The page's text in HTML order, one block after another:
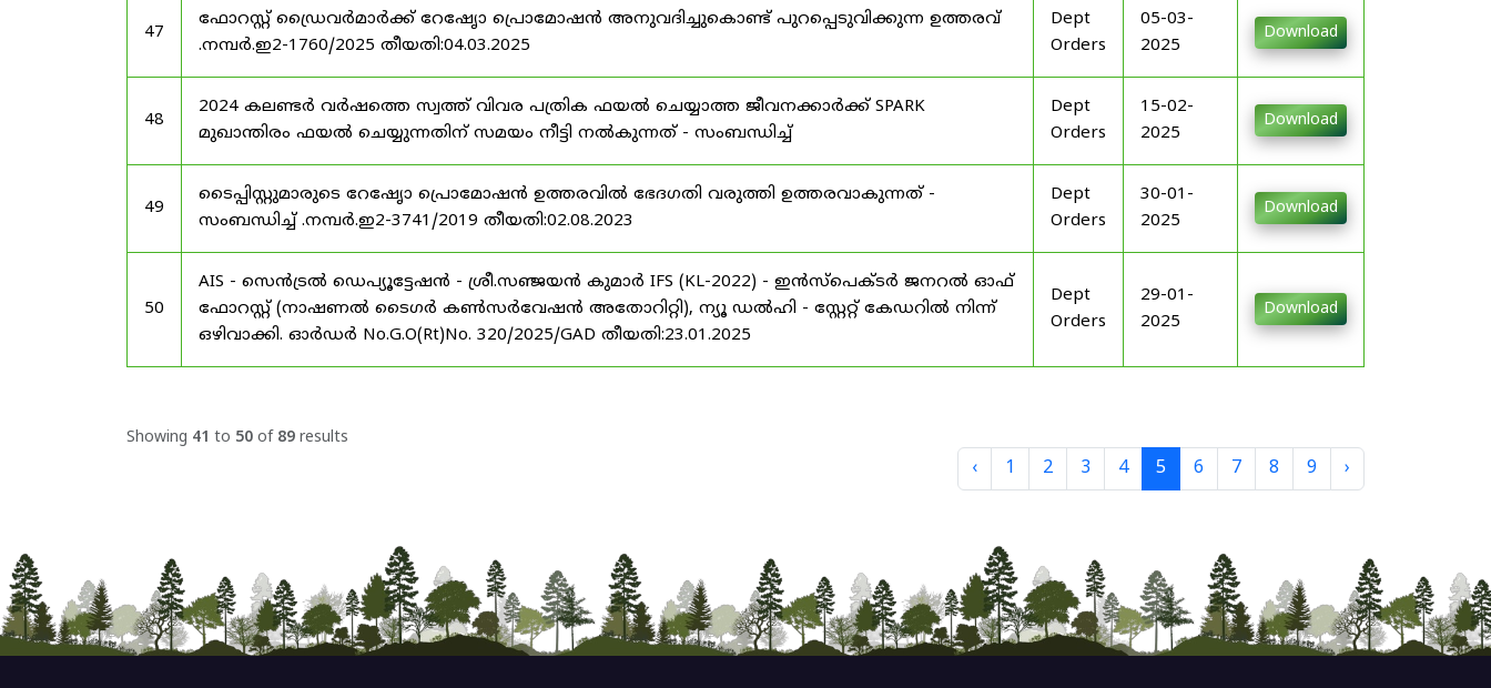
47
ഫോറസ്റ്റ് ഡ്രൈവർമാർക്ക് റേഷേൃാ പ്രൊമോഷൻ അനുവദിച്ചുകൊണ്ട് പുറപ്പെടുവിക്കുന്ന ഉത്തരവ്
.നമ്പർ.ഇ2-1760/2025 തീയതി:04.03.2025
Dept
Orders
05-03-
2025
Download
48
2024 കലണ്ടർ വർഷത്തെ സ്വത്ത് വിവര പത്രിക ഫയൽ ചെയ്യാത്ത ജീവനക്കാർക്ക് SPARK
മുഖാന്തിരം ഫയൽ ചെയ്യുന്നതിന് സമയം നീട്ടി നൽകുന്നത് - സംബന്ധിച്ച്
Dept
Orders
15-02-
2025
Download
49
ടൈപ്പിസ്റ്റുമാരുടെ റേഷേൃാ പ്രൊമോഷൻ ഉത്തരവിൽ ഭേദഗതി വരുത്തി ഉത്തരവാകുന്നത് -
സംബന്ധിച്ച് .നമ്പർ.ഇ2-3741/2019 തീയതി:02.08.2023
Dept
Orders
30-01-
2025
Download
50
AIS - സെൻട്രൽ ഡെപ്യൂട്ടേഷൻ - ശ്രീ.സഞ്ജയൻ കുമാർ IFS (KL-2022) - ഇൻസ്പെക്ടർ ജനറൽ ഓഫ്
ഫോറസ്റ്റ് (നാഷണൽ ടൈഗർ കൺസർവേഷൻ അതോറിറ്റി), ന്യൂ ഡൽഹി - സ്റ്റേറ്റ് കേഡറിൽ നിന്ന്
ഒഴിവാക്കി. ഓർഡർ No.G.O(Rt)No. 320/2025/GAD തീയതി:23.01.2025
Dept
Orders
29-01-
2025
Download
Showing 41 to 50 of 89 results
‹ 1 2 3 4 5 6 7 8 9 ›